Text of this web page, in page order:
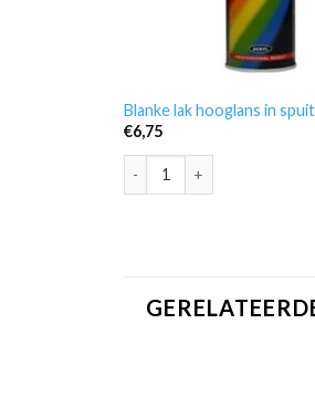
Blanke lak hooglans in
€6,75
Blanke lak hooglans in